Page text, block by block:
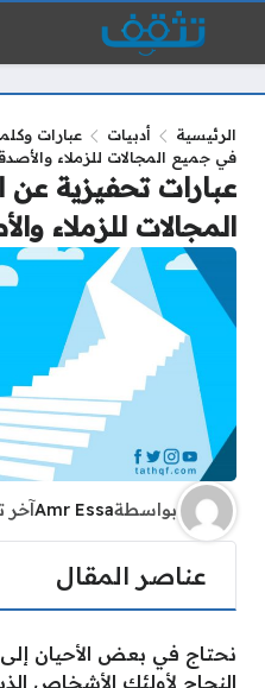
الرئيسية أدبيات عبارات
في جميع المجالات للزملاء
عبارات تحفيزية
المجالات للزملاء
بواسطةAmr Essa
عناصر المقال
نحتاج في بعض الأحيان
النجاح لأولئك الأشخاص